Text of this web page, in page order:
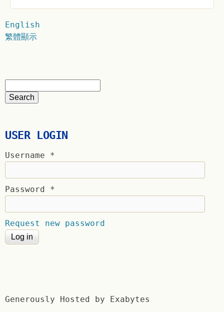
English
繁體顯示
USER LOGIN
Username *
Password *
Request new password
Generously Hosted by Exabytes